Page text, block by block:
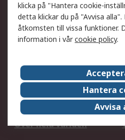
Leverans
Begär en fakturakopi
Betalningsalternativ
Om RS
Det juridiska
Jobba hos RS
Över hela världen
klicka på "Hantera cookie-
detta klickar du på "Avvisa
åtkomsten till vissa funktioner.
information i vårcookie policy.
Hantera
Avvisa